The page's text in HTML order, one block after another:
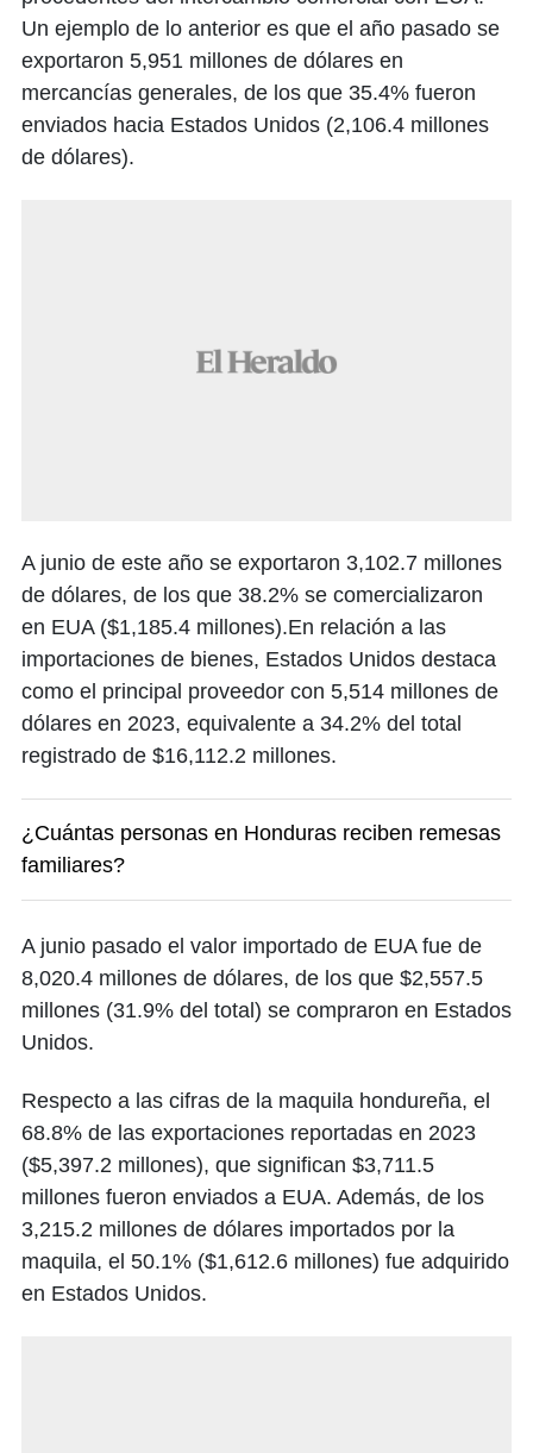
Un ejemplo de lo anterior es que el año pasado se
exportaron 5,951 millones de dólares en
mercancías generales, de los que 35.4% fueron
enviados hacia Estados Unidos (2,106.4 millones
de dólares).
A junio de este año se exportaron 3,102.7 millones
de dólares, de los que 38.2% se comercializaron
en EUA ($1,185.4 millones).En relación a las
importaciones de bienes, Estados Unidos destaca
como el principal proveedor con 5,514 millones de
dólares en 2023, equivalente a 34.2% del total
registrado de $16,112.2 millones.
¿Cuántas personas en Honduras reciben remesas
familiares?
A junio pasado el valor importado de EUA fue de
8,020.4 millones de dólares, de los que $2,557.5
millones (31.9% del total) se compraron en Estados
Unidos.
Respecto a las cifras de la maquila hondureña, el
68.8% de las exportaciones reportadas en 2023
($5,397.2 millones), que significan $3,711.5
millones fueron enviados a EUA. Además, de los
3,215.2 millones de dólares importados por la
maquila, el 50.1% ($1,612.6 millones) fue adquirido
en Estados Unidos.